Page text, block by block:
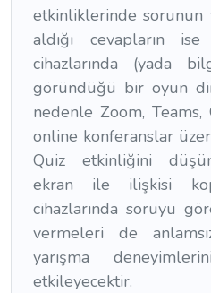
etkinliklerinde sorunun
aldığı cevapların ise
cihazlarında (yada
göründüğü bir oyun
nedenle Zoom,
online konferanslar
Quiz etkinliğini
ekran ile ilişkisi
cihazlarında soruyu
vermeleri de
yarışma
etkileyecektir.